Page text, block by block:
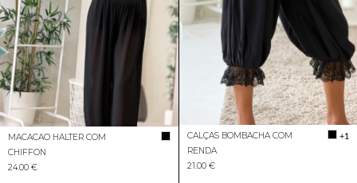
MACACAO HALTER COM
CHIFFON
24.00 €
CALÇAS BOMBACHA COM
RENDA
+1
21.00 €